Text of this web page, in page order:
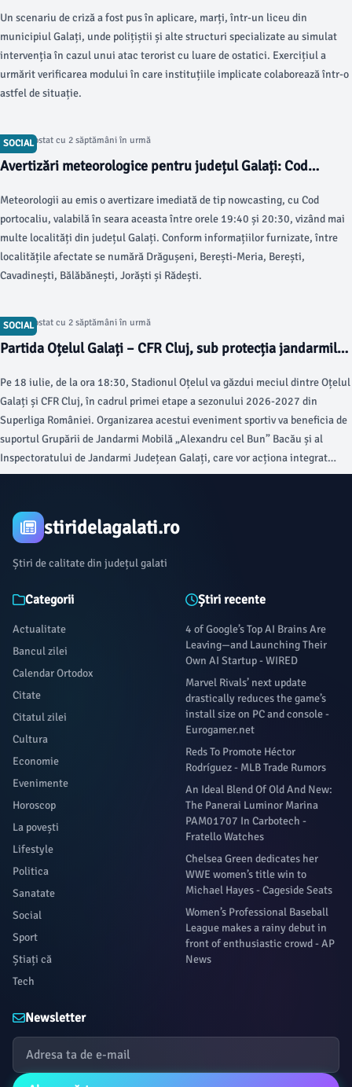
Iulie 2026 18:00
Un scenariu de criză a fost pus în aplicare, marți, într-un liceu din
municipiul Galați, unde polițiștii și alte structuri specializate au simulat
intervenția în cazul unui atac terorist cu luare de ostatici. Exercițiul a
urmărit verificarea modului în care instituțiile implicate colaborează într-o
astfel de situație.
SOCIAL
Articol postat cu 2 săptămâni în urmă
Avertizări meteorologice pentru județul Galați: Cod
Meteorologii au emis o avertizare imediată de tip nowcasting, cu Cod
portocaliu, valabilă în seara aceasta între orele 19:40 și 20:30, vizând mai
multe localități din județul Galați. Conform informațiilor furnizate, între
localitățile afectate se numără Drăgușeni, Berești-Meria, Berești,
Cavadinești, Bălăbănești, Jorăști și Rădești.
SOCIAL
Articol postat cu 2 săptămâni în urmă
Partida Oțelul Galați – CFR Cluj, sub protecția jandarmilor
Pe 18 iulie, de la ora 18:30, Stadionul Oțelul va găzdui meciul dintre Oțelul
Galați și CFR Cluj, în cadrul primei etape a sezonului 2026-2027 din
Superliga României. Organizarea acestui eveniment sportiv va beneficia de
suportul Grupării de Jandarmi Mobilă „Alexandru cel Bun” Bacău și al
Inspectoratului de Jandarmi Județean Galați, care vor acționa integrat
pentru asigurarea ordinii publice, conform informațiilor oferite de viata-
stiridelagalati.ro
Știri de calitate din județul galati
Categorii
Actualitate
Bancul zilei
Calendar Ortodox
Citate
Citatul zilei
Cultura
Economie
Evenimente
Horoscop
La povești
Lifestyle
Politica
Sanatate
Social
Sport
Știați că
Tech
Știri recente
4 of Google’s Top AI Brains Are
Leaving—and Launching Their
Own AI Startup - WIRED
Marvel Rivals’ next update
drastically reduces the game’s
install size on PC and console -
Eurogamer.net
Reds To Promote Héctor
Rodríguez - MLB Trade Rumors
An Ideal Blend Of Old And New:
The Panerai Luminor Marina
PAM01707 In Carbotech -
Fratello Watches
Chelsea Green dedicates her
WWE women’s title win to
Michael Hayes - Cageside Seats
Women’s Professional Baseball
League makes a rainy debut in
front of enthusiastic crowd - AP
News
Newsletter